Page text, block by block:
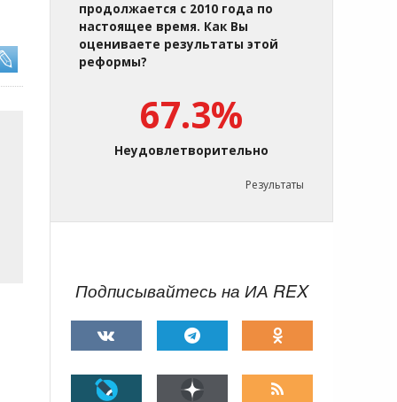
продолжается с 2010 года по
настоящее время. Как Вы
оцениваете результаты этой
реформы?
67.3%
Неудовлетворительно
Результаты
Подписывайтесь на ИА REX